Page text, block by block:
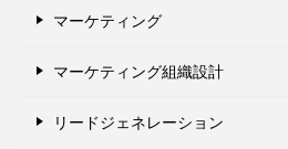
マーケティング
マーケティング組織設計
リードジェネレーション